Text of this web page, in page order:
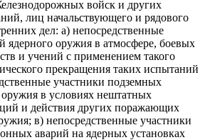
войск и других
лиц начальствующего и рядового
дел: а) непосредственные
ядерного оружия в атмосфере, боевых
и учений с применением такого
прекращения таких испытаний
участники подземных
в условиях нештатных
и действия других поражающих
в) непосредственные участники
аварий на ядерных установках